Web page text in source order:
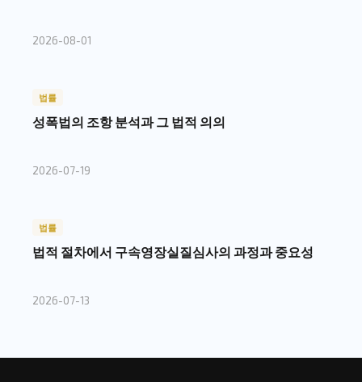
2026-08-01
법률
성폭법의 조항 분석과 그 법적 의의
2026-07-19
법률
법적 절차에서 구속영장실질심사의 과정과 중요성
2026-07-13